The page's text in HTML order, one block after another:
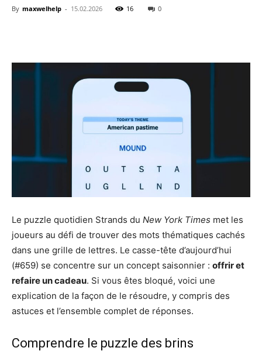
By maxwelhelp - 15.02.2026 16 0
Le puzzle quotidien Strands du New York Times met les
joueurs au défi de trouver des mots thématiques cachés
dans une grille de lettres. Le casse-tête d’aujourd’hui
(#659) se concentre sur un concept saisonnier : offrir et
refaire un cadeau. Si vous êtes bloqué, voici une
explication de la façon de le résoudre, y compris des
astuces et l’ensemble complet de réponses.
Comprendre le puzzle des brins